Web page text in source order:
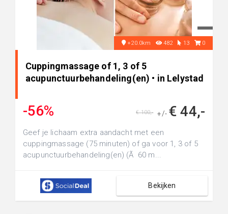
+20.0km 482 13 0
Cuppingmassage of 1, 3 of 5
acupunctuurbehandeling(en) • in Lelystad
-56% +/- € 44,-
€ 100,-
Geef je lichaam extra aandacht met een
cuppingmassage (75 minuten) of ga voor 1, 3 of 5
acupunctuurbehandeling(en) (Ã 60 m...
Bekijken